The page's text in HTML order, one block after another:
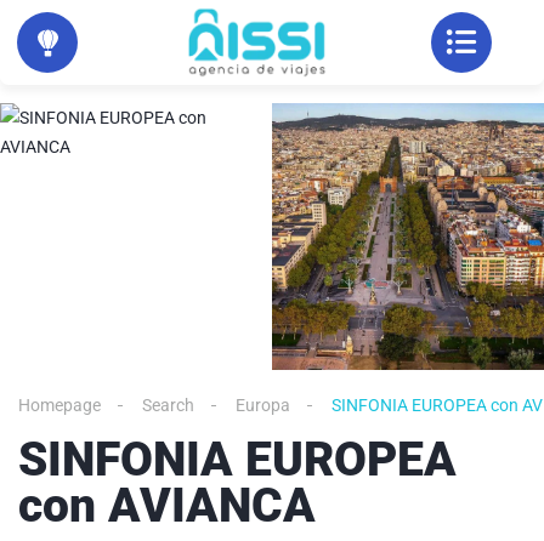
Homepage Search Europa SINFONIA EUROPEA con
SINFONIA EUROPEA
con AVIANCA